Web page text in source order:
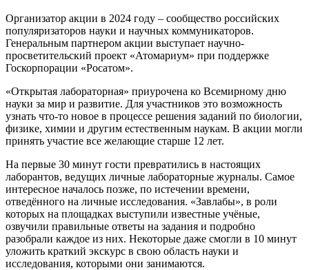
Организатор акции в 2024 году – сообщество российских
популяризаторов науки и научных коммуникаторов.
Генеральным партнером акции выступает научно-
просветительский проект «Атомариум» при поддержке
Госкорпорации «Росатом».
«Открытая лабораторная» приурочена ко Всемирному дню
науки за мир и развитие. Для участников это возможность
узнать что-то новое в процессе решения заданий по биологии,
физике, химии и другим естественным наукам. В акции могли
принять участие все желающие старше 12 лет.
На первые 30 минут гости превратились в настоящих
лаборантов, ведущих личные лабораторные журналы. Самое
интересное началось позже, по истечении времени,
отведённого на личные исследования. «Завлабы», в роли
которых на площадках выступили известные учёные,
озвучили правильные ответы на задания и подробно
разобрали каждое из них. Некоторые даже смогли в 10 минут
уложить краткий экскурс в свою область науки и
исследования, которыми они занимаются.